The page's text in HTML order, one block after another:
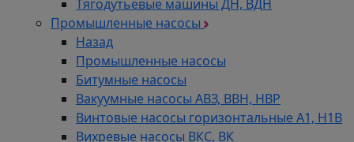
Тягодутьевые машины ДН, ВДН
Промышленные насосы
Назад
Промышленные насосы
Битумные насосы
Вакуумные насосы АВЗ, ВВН, НВР
Винтовые насосы горизонтальные А1, Н1В
Вихревые насосы ВКС, ВК